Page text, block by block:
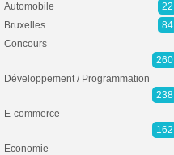
Automobile
22
Bruxelles
84
Concours
260
Développement / Programmation
238
E-commerce
162
Economie